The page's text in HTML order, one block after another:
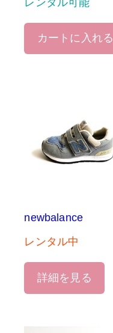
カートに入れる
newbalance
レンタル中
詳細を見る